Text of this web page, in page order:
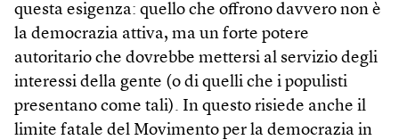
questa esigenza: quello che offrono davvero non è
la democrazia attiva, ma un forte potere
autoritario che dovrebbe mettersi al servizio degli
interessi della gente (o di quelli che i populisti
presentano come tali). In questo risiede anche il
limite fatale del Movimento per la democrazia in